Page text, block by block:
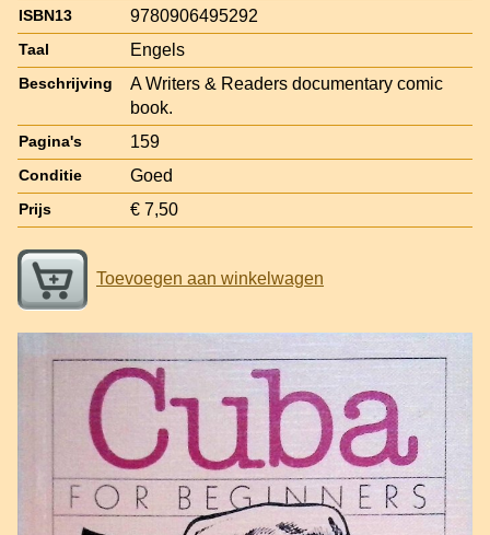
ISBN13 9780906495292
Taal Engels
Beschrijving
A Writers & Readers documentary comic
book.
Pagina's 159
Conditie Goed
Prijs € 7,50
Toevoegen aan winkelwagen